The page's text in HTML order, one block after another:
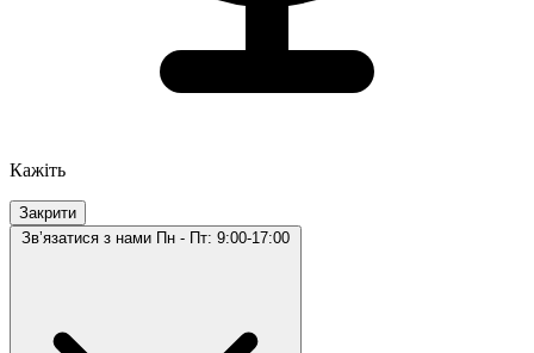
Кажіть
Закрити
Звʼязатися з нами Пн - Пт: 9:00-17:00